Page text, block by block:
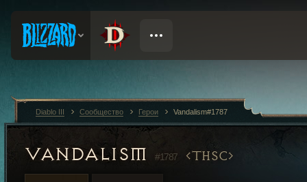
VANDALISM #1787 THSC
Diablo III Сообщество Герои Vandalism#1787